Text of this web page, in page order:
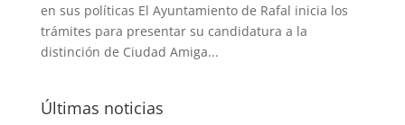
en sus políticas El Ayuntamiento de Rafal inicia los
trámites para presentar su candidatura a la
distinción de Ciudad Amiga...
Últimas noticias